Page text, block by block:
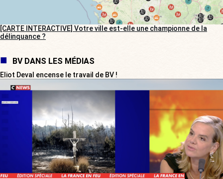
[CARTE INTERACTIVE] Votre ville est-elle une championne de la
délinquance ?
BV DANS LES MÉDIAS
Eliot Deval encense le travail de BV !